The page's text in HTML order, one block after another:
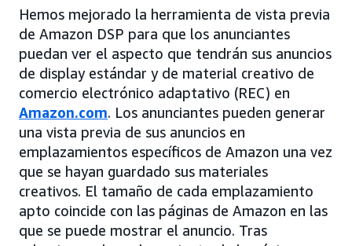
Hemos mejorado la herramienta de vista previa
de Amazon DSP para que los anunciantes
puedan ver el aspecto que tendrán sus anuncios
de display estándar y de material creativo de
comercio electrónico adaptativo (REC) en
Amazon.com. Los anunciantes pueden generar
una vista previa de sus anuncios en
emplazamientos específicos de Amazon una vez
que se hayan guardado sus materiales
creativos. El tamaño de cada emplazamiento
apto coincide con las páginas de Amazon en las
que se puede mostrar el anuncio. Tras